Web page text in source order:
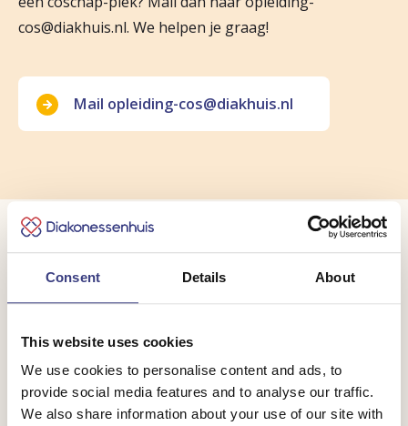
Consent Details About
This website uses cookies
We use cookies to personalise content and ads, to
provide social media features and to analyse our traffic.
We also share information about your use of our site with
Intensive Care
Klinische Geriatrie
KNO
Neurologie
Plastische chirurgie
cos@diakhuis.nl. We helpen je graag!
Mail opleiding-cos@diakhuis.nl
Differentiatie- en keuzestages
hebben meerdere vakgroepen die deze stages
aanbieden. Kijk daarvoor op de Opleidingsetalage van
de Federatie Medisch Specialisten. Via de
Opleidingsetalage kun je als aios opleidingen en